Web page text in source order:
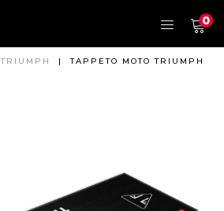
0
TRIUMPH |
TAPPETO MOTO TRIUMPH